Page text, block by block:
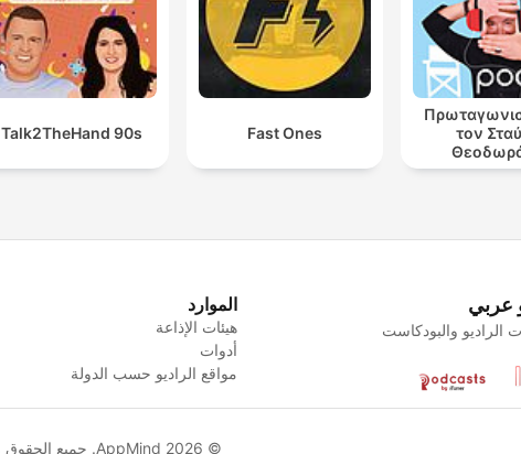
τον
Fast Ones
Talk2TheHand 90s
عربي
الراديو والبودكاست
الموارد
هيئات الإذاعة
أدوات
مواقع الراديو حسب الدولة
© AppMind 2026. جميع الحقوق محفوظة.